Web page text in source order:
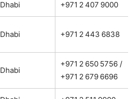
+971 2 407 9000
+971 2 443 6838
+971 2 650 5756 /
+971 2 679 6696